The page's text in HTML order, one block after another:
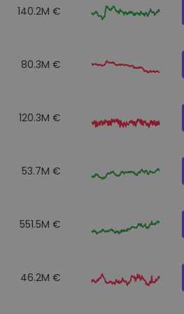
140.2M €
80.3M €
120.3M €
53.7M €
551.5M €
46.2M €